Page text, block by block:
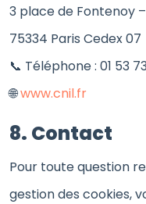
3 place de Fontenoy –
75334 Paris Cedex 07
📞 Téléphone : 01 53
🌐www.cnil.fr
8. Contact
Pour toute question
gestion des cookies,